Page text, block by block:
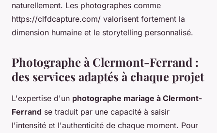
naturellement. Les photographes comme
https://clfdcapture.com/ valorisent fortement la
dimension humaine et le storytelling personnalisé.
Photographe à Clermont-Ferrand :
des services adaptés à chaque projet
L'expertise d'un photographe mariage à Clermont-
Ferrand se traduit par une capacité à saisir
l'intensité et l'authenticité de chaque moment. Pour